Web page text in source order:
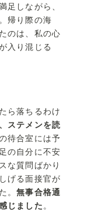
足しながら、
帰り際の海
のは、私の心
入り混じる
ら落ちるわけ
ステメンを読
待合室には予
の自分に不安
な質問ばかり
げる面接官が
。無事合格通
じました 。